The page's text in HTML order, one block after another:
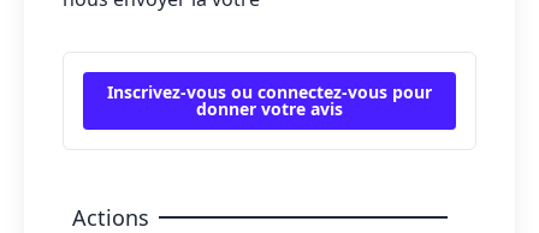
Inscrivez-vous ou connectez-vous pour
donner votre avis
Actions